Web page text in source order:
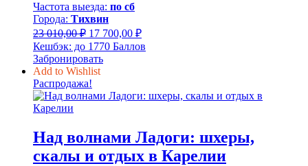
Частота выезда: по сб
Города: Тихвин
23 010,00₽ Первоначальная
цена
составляла
23
010,00 ₽.
17 700,00 ₽Текущая
цена:
17
Кешбэк: до 1770 Баллов
Забронировать
Add to Wishlist
Распродажа!
Над волнами Ладоги: шхеры,
скалы и отдых в Карелии